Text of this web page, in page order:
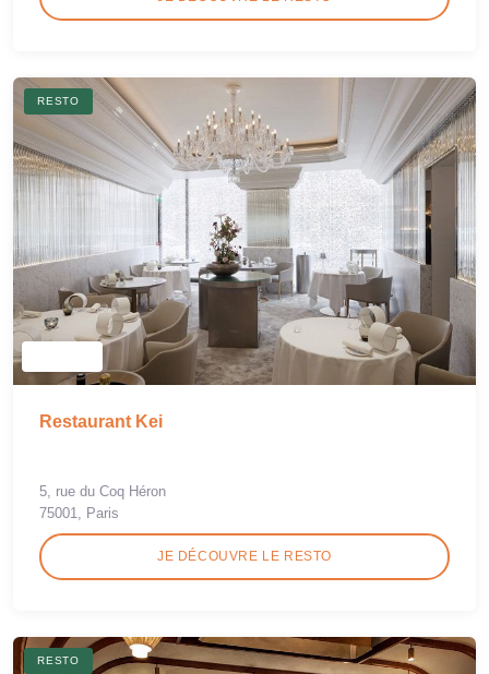
RESTO
Restaurant Kei
5, rue du Coq Héron
75001, Paris
JE DÉCOUVRE LE RESTO
RESTO